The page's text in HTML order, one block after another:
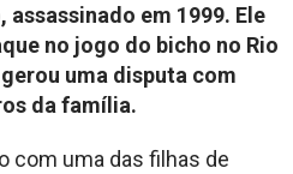
assassinado em 1999. Ele
no jogo do bicho no Rio
uma disputa com
da família.
com uma das filhas de